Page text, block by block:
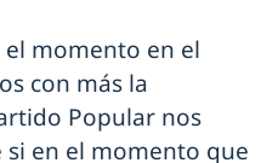
momento en el
con más la
Popular nos
en el momento que